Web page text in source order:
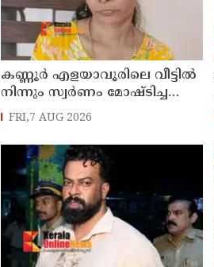
കണ്ണൂർ എളയാവൂരിലെ വീട്ടിൽ
നിന്നും സ്വർണം മോഷ്ടിച്ച
കേസിൽ രണ്ടാം പ്രതിയും
അറസ്റ്റിൽ
FRI,7 AUG 2026